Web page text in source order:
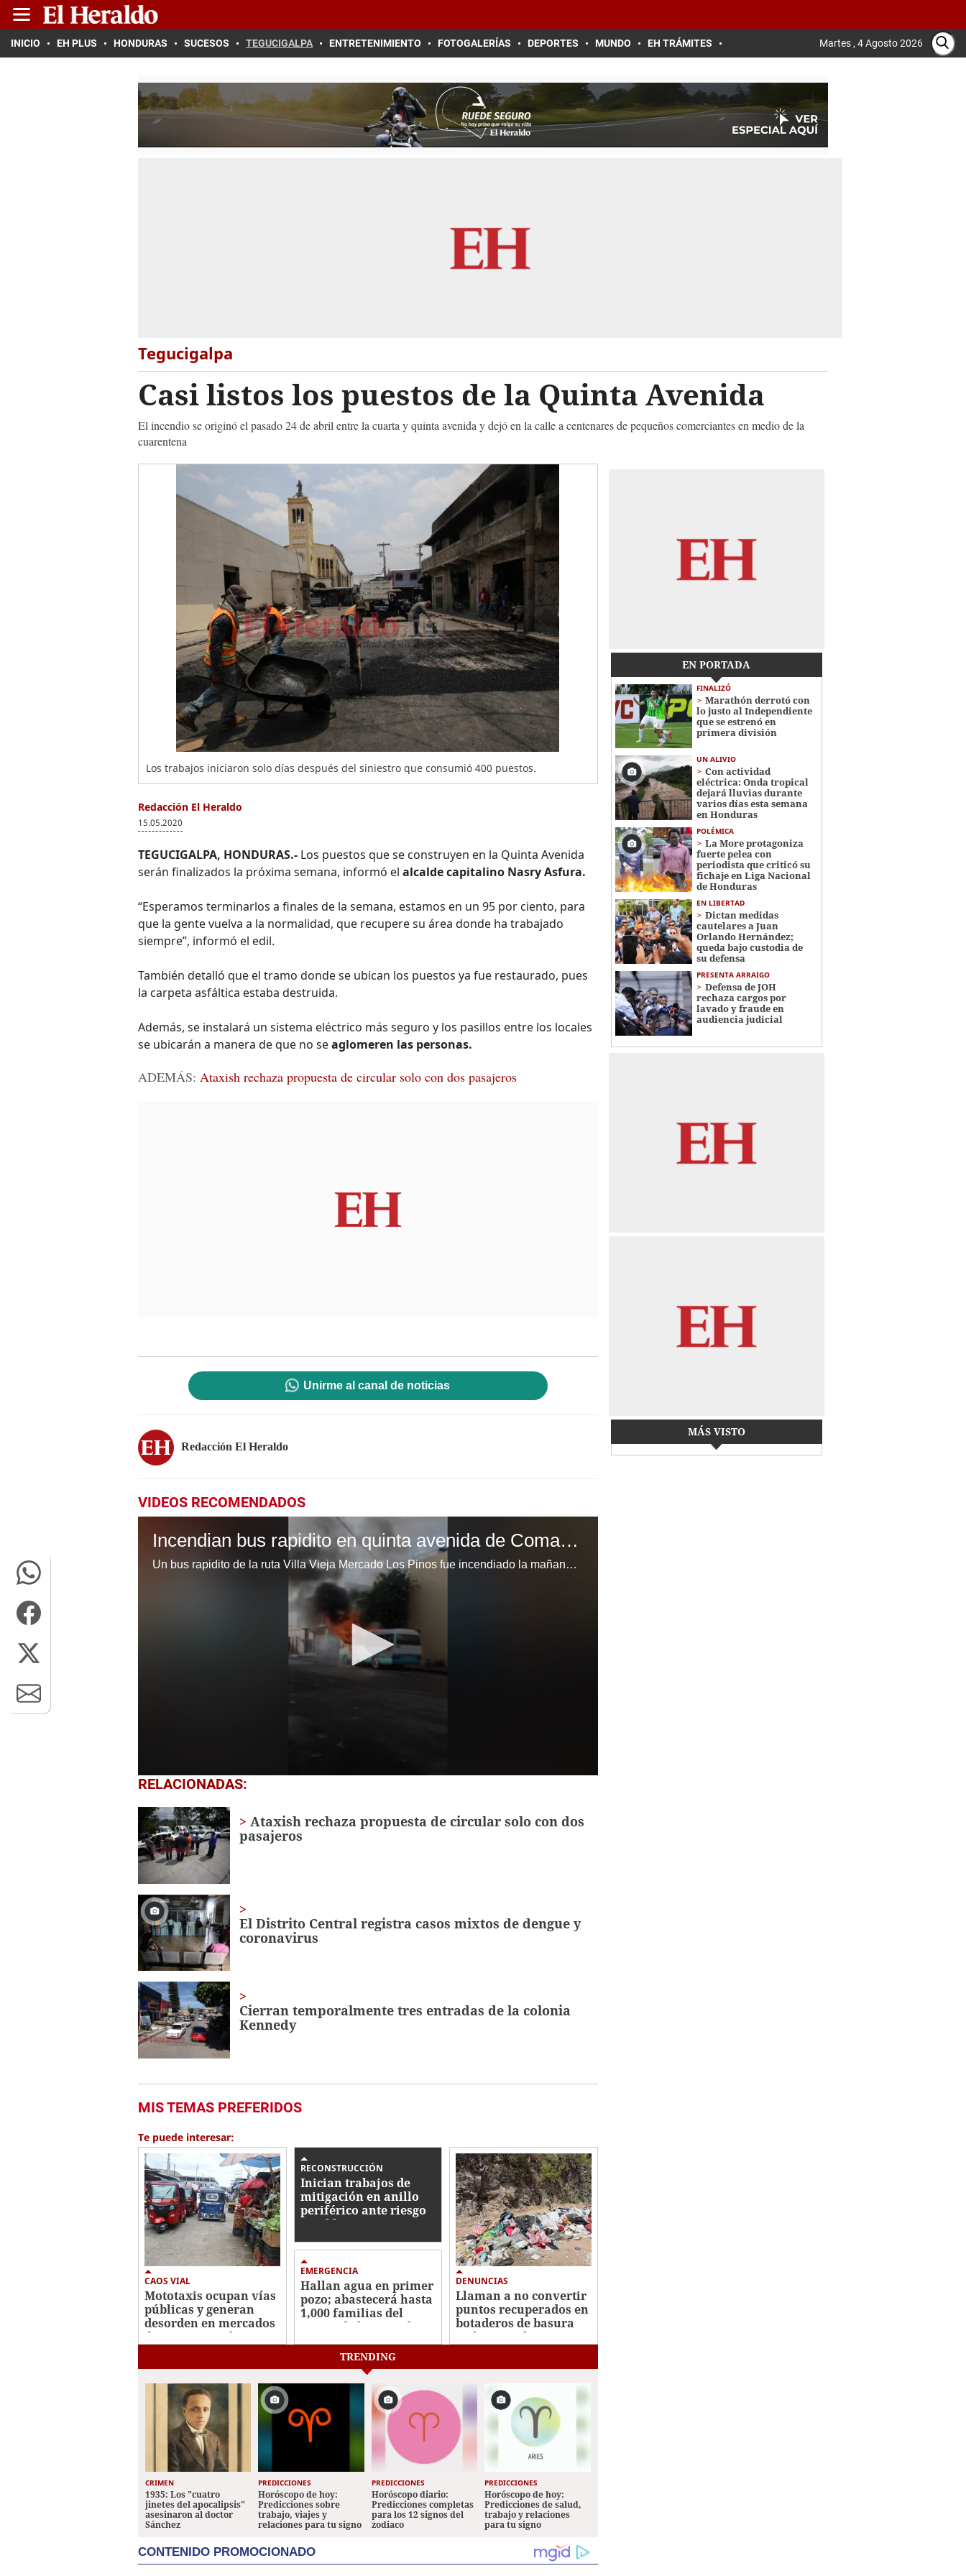
INICIO EH PLUS HONDURAS SUCESOS TEGUCIGALPA ENTRETENIMIENTO FOTOGALERÍAS DEPORTES MUNDO EH TRÁMITES Martes , 4 Agosto 2026
Tegucigalpa
Casi listos los puestos de la Quinta Avenida
El incendio se originó el pasado 24 de abril entre la cuarta y quinta avenida y dejó en la calle a centenares de pequeños comerciantes en medio de la
cuarentena
Los trabajos iniciaron solo días después del siniestro que consumió 400 puestos.
Redacción El Heraldo
15.05.2020
TEGUCIGALPA, HONDURAS.- Los puestos que se construyen en la Quinta Avenida
serán finalizados la próxima semana, informó el alcalde capitalino Nasry Asfura.
“Esperamos terminarlos a finales de la semana, estamos en un 95 por ciento, para
que la gente vuelva a la normalidad, que recupere su área donde ha trabajado
siempre”, informó el edil.
También detalló que el tramo donde se ubican los puestos ya fue restaurado, pues
la carpeta asfáltica estaba destruida.
Además, se instalará un sistema eléctrico más seguro y los pasillos entre los locales
se ubicarán a manera de que no seaglomeren las personas.
ADEMÁS: Ataxish rechaza propuesta de circular solo con dos pasajeros
Unirme al canal de noticias
Redacción El Heraldo
VIDEOS RECOMENDADOS
Incendian bus rapidito en quinta avenida de Comayagüela
Un bus rapidito de la ruta Villa Vieja Mercado Los Pinos fue incendiado la mañana de este lunes en las inmediaciones de la escuela Lempira de Comayagüela, capital de Honduras.
0
seconds
22
secondsVolume
0%
RELACIONADAS:
Ataxish rechaza propuesta de circular solo con dos
pasajeros
El Distrito Central registra casos mixtos de dengue y
coronavirus
Cierran temporalmente tres entradas de la colonia
Kennedy
MIS TEMAS PREFERIDOS
Te puede interesar:
CAOS VIAL
Mototaxis ocupan vías
públicas y generan
desorden en mercados
de Comayagüela
RECONSTRUCCIÓN
Inician trabajos de
mitigación en anillo
periférico ante riesgo
por filtraciones y
EMERGENCIA
Hallan agua en primer
pozo; abastecerá hasta
1,000 familias del
centro de la capital
DENUNCIAS
Llaman a no convertir
puntos recuperados en
botaderos de basura
en la capital
EN PORTADA
FINALIZÓ
Marathón derrotó con
lo justo al Independiente
que se estrenó en
primera división
UN ALIVIO
Con actividad
eléctrica: Onda tropical
dejará lluvias durante
varios días esta semana
en Honduras
POLÉMICA
La More protagoniza
fuerte pelea con
periodista que criticó su
fichaje en Liga Nacional
de Honduras
EN LIBERTAD
Dictan medidas
cautelares a Juan
Orlando Hernández;
queda bajo custodia de
su defensa
PRESENTA ARRAIGO
Defensa de JOH
rechaza cargos por
lavado y fraude en
audiencia judicial
MÁS VISTO
TRENDING
CRIMEN
1935: Los "cuatro
jinetes del apocalipsis"
asesinaron al doctor
Sánchez
PREDICCIONES
Horóscopo de hoy:
Predicciones sobre
trabajo, viajes y
relaciones para tu signo
PREDICCIONES
Horóscopo diario:
Predicciones completas
para los 12 signos del
zodiaco
PREDICCIONES
Horóscopo de hoy:
Predicciones de salud,
trabajo y relaciones
para tu signo
CONTENIDO PROMOCIONADO